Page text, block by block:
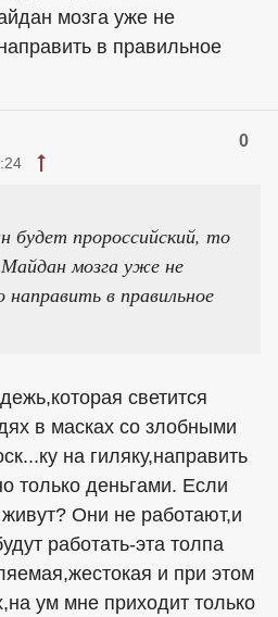
мозга уже не
в правильное
0
будет пророссийский, то
мозга уже не
в правильное
светится
в масках со злобными
на гиляку,направить
только деньгами. Если
Они не работают,и
работать-эта толпа
и при этом
ум мне приходит только